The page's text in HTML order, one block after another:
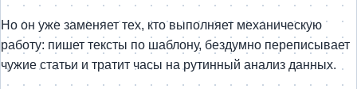
Но он уже заменяет тех, кто выполняет механическую
работу: пишет тексты по шаблону, бездумно переписывает
чужие статьи и тратит часы на рутинный анализ данных.